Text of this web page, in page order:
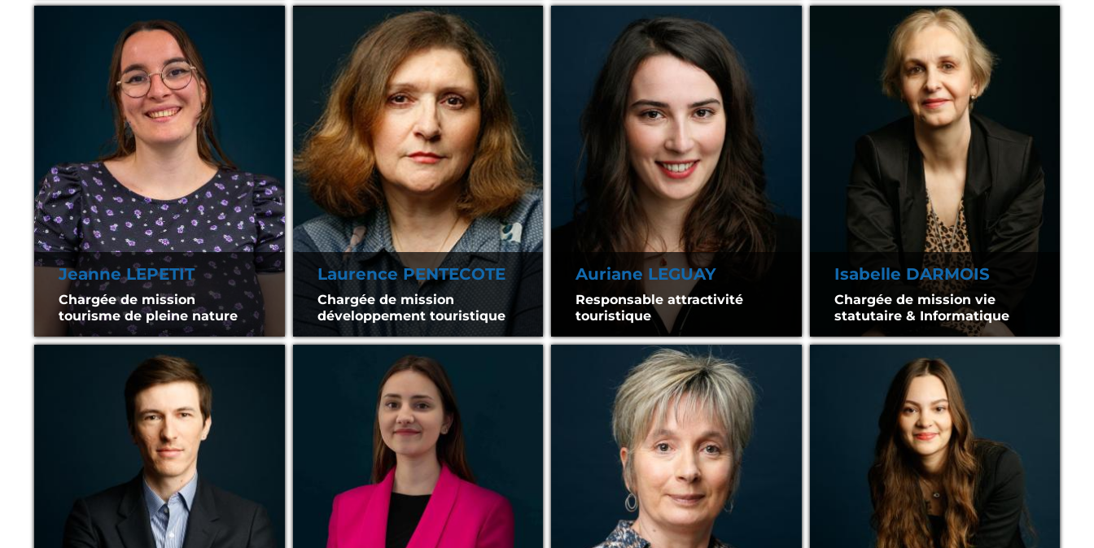
Jeanne LEPETIT
Chargée de mission
tourisme de pleine nature
Laurence PENTECOTE
Chargée de mission
développement touristique
Auriane LEGUAY
Responsable attractivité
touristique
Isabelle DARMOIS
Chargée de mission vie
statutaire & Informatique